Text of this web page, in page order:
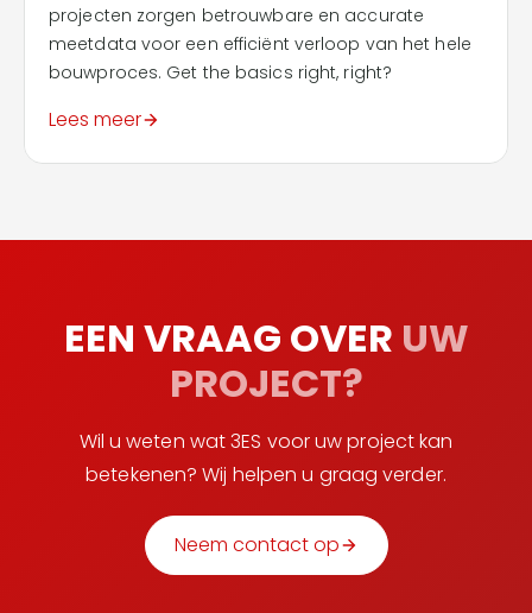
projecten zorgen betrouwbare en accurate
meetdata voor een efficiënt verloop van het hele
bouwproces. Get the basics right, right?
Lees meer
EEN VRAAG OVER UW
PROJECT?
Wil u weten wat 3ES voor uw project kan
betekenen? Wij helpen u graag verder.
Neem contact op